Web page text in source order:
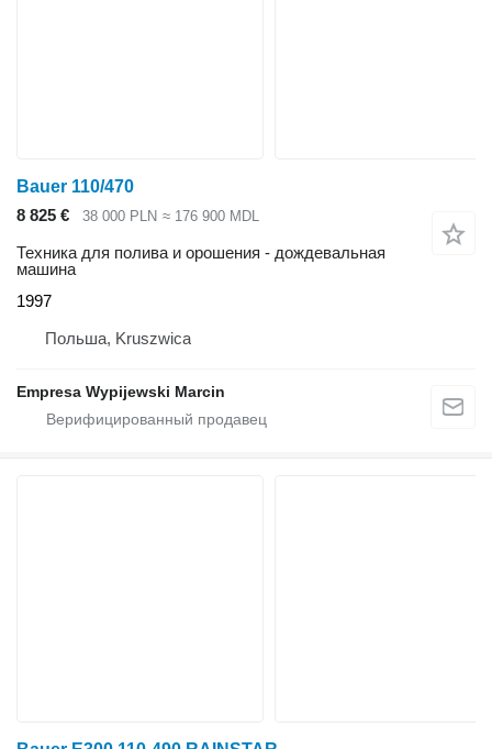
Bauer 110/470
8 825 €
38 000 PLN ≈ 176 900 MDL
Техника для полива и орошения - дождевальная
машина
1997
Польша, Kruszwica
Empresa Wypijewski Marcin